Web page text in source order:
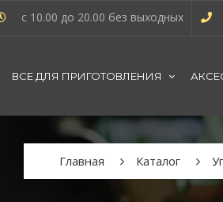
с 10.00 до 20.00 без выходных
ВСЕ ДЛЯ ПРИГОТОВЛЕНИЯ
Главная Каталог